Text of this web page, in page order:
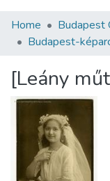
Communities &
Statistics
About us
Home Budapest
Budapest-
[Leány